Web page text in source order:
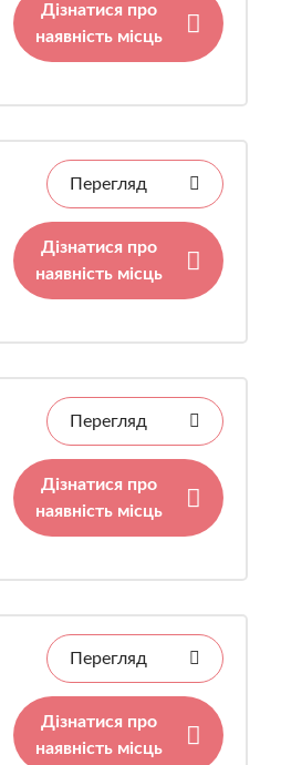
Дізнатися про
наявність місць
Перегляд
Дізнатися про
наявність місць
Перегляд
Дізнатися про
наявність місць
Перегляд
Дізнатися про
наявність місць